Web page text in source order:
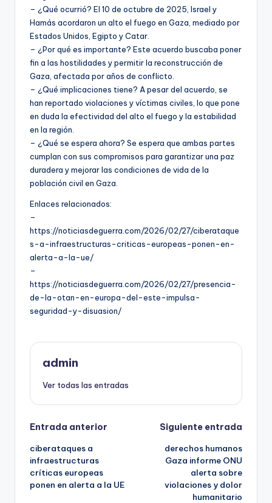
– ¿Qué ocurrió? El 10 de octubre de 2025, Israel y
Hamás acordaron un alto el fuego en Gaza, mediado por
Estados Unidos, Egipto y Catar.
– ¿Por qué es importante? Este acuerdo buscaba poner
fin a las hostilidades y permitir la reconstrucción de
Gaza, afectada por años de conflicto.
– ¿Qué implicaciones tiene? A pesar del acuerdo, se
han reportado violaciones y víctimas civiles, lo que pone
en duda la efectividad del alto el fuego y la estabilidad
en la región.
– ¿Qué se espera ahora? Se espera que ambas partes
cumplan con sus compromisos para garantizar una paz
duradera y mejorar las condiciones de vida de la
población civil en Gaza.
Enlaces relacionados:
–
https://noticiasdeguerra.com/2026/02/27/ciberataque
s-a-infraestructuras-criticas-europeas-ponen-en-
alerta-a-la-ue/
–
https://noticiasdeguerra.com/2026/02/27/presencia-
de-la-otan-en-europa-del-este-impulsa-
seguridad-y-disuasion/
admin
Ver todas las entradas
Navegación
de
entradas
Entrada anterior
ciberataques a
infraestructuras
críticas europeas
ponen en alerta a la UE
Siguiente entrada
derechos humanos
Gaza informe ONU
alerta sobre
violaciones y dolor
humanitario